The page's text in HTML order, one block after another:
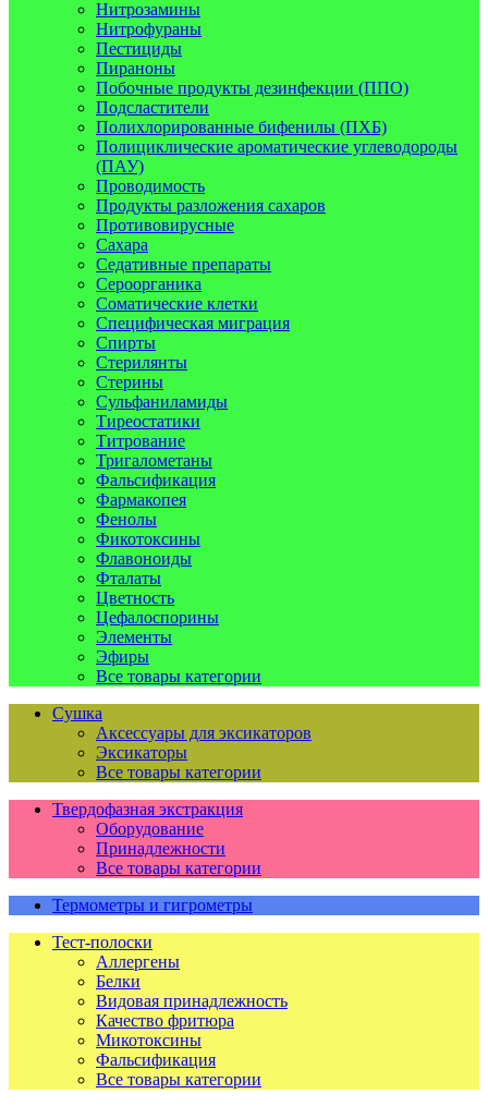
Нитрозамины
Нитрофураны
Пестициды
Пираноны
Побочные продукты дезинфекции (ППО)
Подсластители
Полихлорированные бифенилы (ПХБ)
Полициклические ароматические углеводороды
(ПАУ)
Проводимость
Продукты разложения сахаров
Противовирусные
Сахара
Седативные препараты
Сероорганика
Соматические клетки
Специфическая миграция
Спирты
Стерилянты
Стерины
Сульфаниламиды
Тиреостатики
Титрование
Тригалометаны
Фальсификация
Фармакопея
Фенолы
Фикотоксины
Флавоноиды
Фталаты
Цветность
Цефалоспорины
Элементы
Эфиры
Все товары категории
Сушка
Аксессуары для эксикаторов
Эксикаторы
Все товары категории
Твердофазная экстракция
Оборудование
Принадлежности
Все товары категории
Термометры и гигрометры
Тест-полоски
Аллергены
Белки
Видовая принадлежность
Качество фритюра
Микотоксины
Фальсификация
Все товары категории